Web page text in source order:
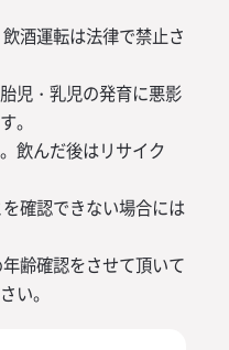
酒運転は法律で禁止さ
児・乳児の発育に悪影
。
飲んだ後はリサイク
確認できない場合には
齢確認をさせて頂いて
い。